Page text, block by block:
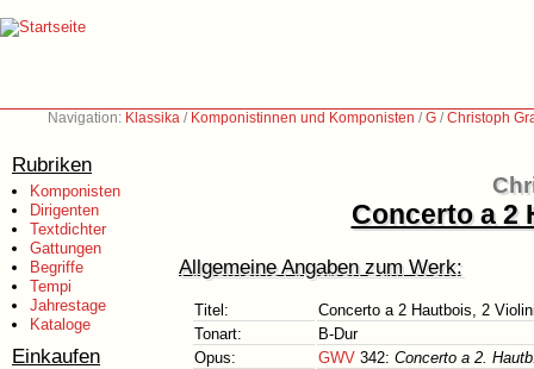
Navigation: Klassika / Komponistinnen und Komponisten /G /Christoph
Rubriken
Komponisten
Dirigenten
Textdichter
Gattungen
Begriffe
Tempi
Jahrestage
Kataloge
Einkaufen
Concerto a 2
Allgemeine Angaben zum Werk:
Titel:
Concerto a 2 Hautbois, 2
Tonart:
B-Dur
Opus:
GWV 342: Concerto a 2.